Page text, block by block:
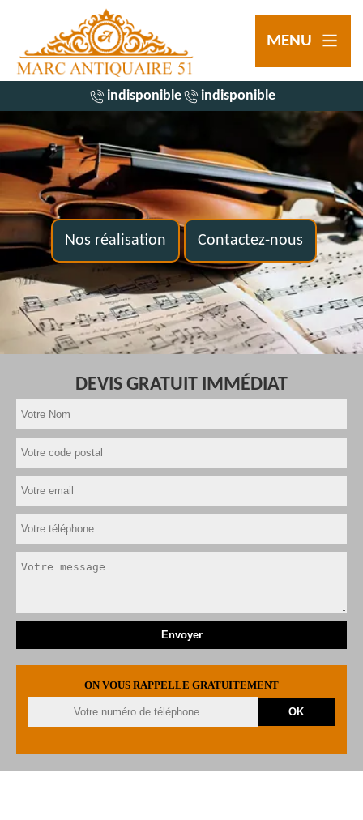
MENU
indisponible indisponible
Nos réalisation Contactez-nous
DEVIS GRATUIT IMMÉDIAT
ON VOUS RAPPELLE GRATUITEMENT